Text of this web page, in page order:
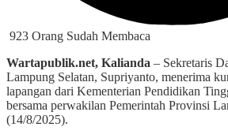
923 Orang Sudah Membaca
Wartapublik.net, Kalianda – Sekretaris
Lampung Selatan, Supriyanto, menerima
lapangan dari Kementerian Pendidikan
bersama perwakilan Pemerintah Provinsi
(14/8/2025).